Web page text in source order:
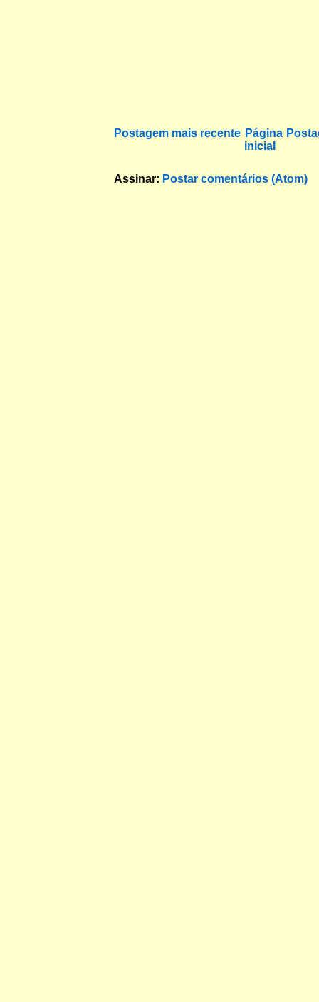
Postagem mais recente Página
inicial
Assinar: Postar comentários (Atom)